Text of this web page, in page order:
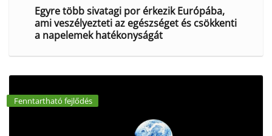
Egyre több sivatagi por érkezik Európába,
ami veszélyezteti az egészséget és csökkenti
a napelemek hatékonyságát
Fenntartható fejlődés